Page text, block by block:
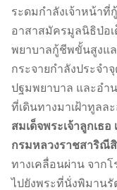
ระดมกำลังเจ้าหน้า
อาสาสมัครมูลนิธิป่อเ
พยาบาลกู้ชีพขั้นสูงแ
กระจายกำลังประจำ
ปฐมพยาบาล และอำ
ที่เดินทางมาเฝ้าทูลล
สมเด็จพระเจ้าลูกเธ
กรมหลวงราชสาริณี
ทางเคลื่อนผ่าน จาก
ไปยังพระที่นั่งพิมานรั